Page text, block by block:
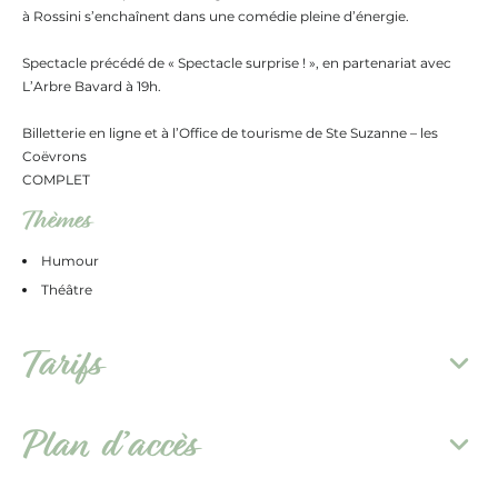
à Rossini s’enchaînent dans une comédie pleine d’énergie.
Spectacle précédé de « Spectacle surprise ! », en partenariat avec
L’Arbre Bavard à 19h.
Billetterie en ligne et à l’Office de tourisme de Ste Suzanne – les
Coëvrons
COMPLET
Thèmes
Humour
Théâtre
Tarifs
Plan d’accès